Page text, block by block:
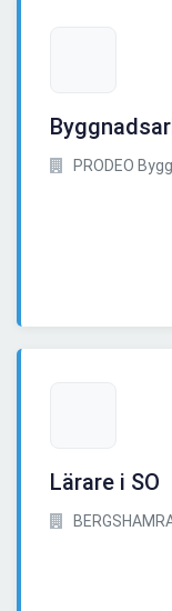
PRODEO
Lärare i SO